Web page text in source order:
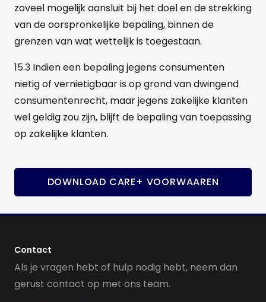
zoveel mogelijk aansluit bij het doel en de strekking
van de oorspronkelijke bepaling, binnen de
grenzen van wat wettelijk is toegestaan.
15.3 Indien een bepaling jegens consumenten
nietig of vernietigbaar is op grond van dwingend
consumentenrecht, maar jegens zakelijke klanten
wel geldig zou zijn, blijft de bepaling van toepassing
op zakelijke klanten.
DOWNLOAD CARE+ VOORWAAREN
Contact
Als je vragen hebt of hulp nodig hebt, neem dan
gerust contact op met ons team.